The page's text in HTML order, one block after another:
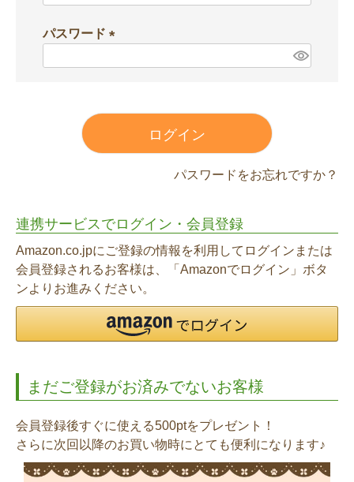
パスワード
)
ログイン
パスワードをお忘れですか？
連携サービスでログイン・会員登録
Amazon.co.jpにご登録の情報を利用してログインまたは
会員登録されるお客様は、「Amazonでログイン」ボタ
ンよりお進みください。
まだご登録がお済みでないお客様
会員登録後すぐに使える500ptをプレゼント！
さらに次回以降のお買い物時にとても便利になります♪